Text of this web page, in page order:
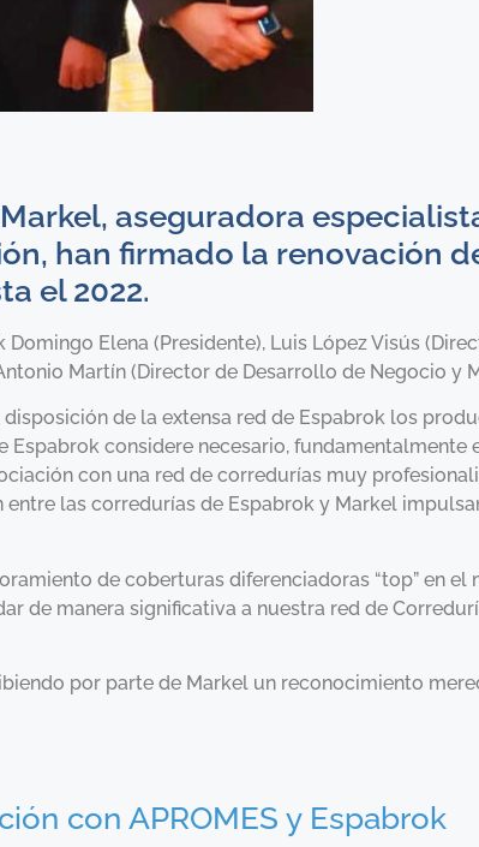
aseguradora
han firmado la renovación
el 2022.
Elena (Presidente), Luis López Visús
Martín (Director de Desarrollo de Negocio y
de la extensa red de Espabrok los
considere necesario, fundamentalmente
con una red de corredurías muy
las corredurías de Espabrok y Markel
de coberturas diferenciadoras “top” en
de manera significativa a nuestra red de
por parte de Markel un reconocimiento
con APROMES y Espabrok